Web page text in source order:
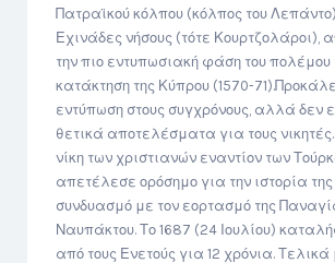
Πατραϊκού κόλπου (κόλπος του
Εχινάδες νήσους (τότε Κουρτζολάροι),
την πιο εντυπωσιακή φάση του πολέμου
κατάκτηση της Κύπρου (1570-
εντύπωση στους συγχρόνους, αλλά δεν
θετικά αποτελέσματα για τους
νίκη των χριστιανών εναντίον των
απετέλεσε ορόσημο για την ιστορία
συνδυασμό με τον εορτασμό της
Ναυπάκτου. Το 1687 (24 Ιουλίου)
από τους Ενετούς για 12 χρόνια. Τελικά